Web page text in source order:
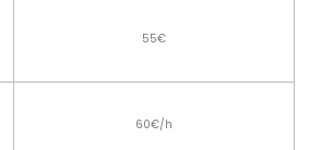
55€
60€/h